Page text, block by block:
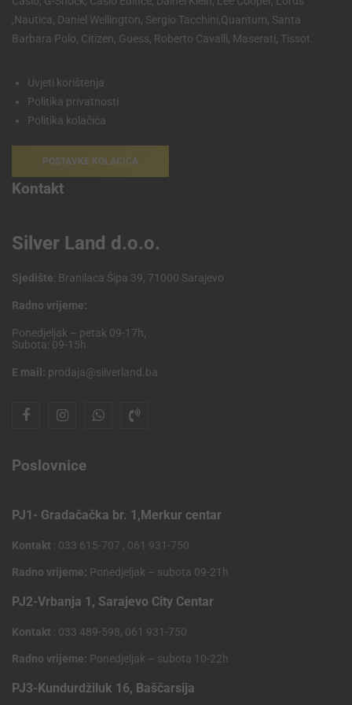
,Nautica, Daniel Wellington, Sergio Tacchini,Quantum, Santa
Barbara Polo, Citizen, Guess, Roberto Cavalli, Maserati, Tissot.
Uvjeti korištenja
Politika privatnosti
Politika kolačića
POSTAVKE KOLAČIĆA
Kontakt
Silver Land d.o.o.
Sjedište: Branilaca Šipa 39, 71000 Sarajevo
Radno vrijeme:
Ponedjeljak – petak 09-17h,
Subota: 09-15h
E mail: prodaja@silverland.ba
Poslovnice
PJ1- Gradačačka br. 1,Merkur centar
Kontakt : 033 615-707 , 061 931-750
Radno vrijeme: Ponedjeljak – subota 09-21h
PJ2-Vrbanja 1, Sarajevo City Centar
Kontakt : 033 489-598, 061 931-750
Radno vrijeme: Ponedjeljak – subota 10-22h
PJ3-Kundurdžiluk 16, Baščarsija